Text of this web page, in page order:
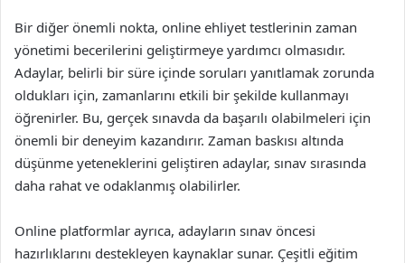
Bir diğer önemli nokta, online ehliyet testlerinin zaman
yönetimi becerilerini geliştirmeye yardımcı olmasıdır.
Adaylar, belirli bir süre içinde soruları yanıtlamak zorunda
oldukları için, zamanlarını etkili bir şekilde kullanmayı
öğrenirler. Bu, gerçek sınavda da başarılı olabilmeleri için
önemli bir deneyim kazandırır. Zaman baskısı altında
düşünme yeteneklerini geliştiren adaylar, sınav sırasında
daha rahat ve odaklanmış olabilirler.
Online platformlar ayrıca, adayların sınav öncesi
hazırlıklarını destekleyen kaynaklar sunar. Çeşitli eğitim